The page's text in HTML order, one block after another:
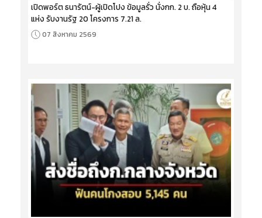
เปิดพอร์ต ธนารัตน์-ผู้เปิดโปง ข้อมูลรั่ว นั่งกก. 2 บ. ถือหุ้น 4
แห่ง รับงานรัฐ 20 โครงการ 7.21 ล.
07 สิงหาคม 2569